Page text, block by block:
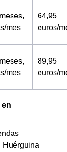
mes
64,95
euros/
mes
89,95
euros/
en
Huérguina.